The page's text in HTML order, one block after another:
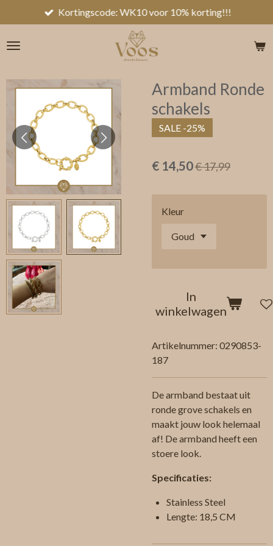
direct
naar
Kortingscode: WK10 voor 10% korting!!!
Armband Ronde
schakels
SALE -25%
€ 14,50€ 17,99
Kleur
In
winkelwagen
Artikelnummer: 0290853-
187
De armband bestaat uit
ronde grove schakels en
maakt jouw look helemaal
af! De armband heeft een
stoere look.
Specificaties:
Stainless Steel
Lengte: 18,5 CM